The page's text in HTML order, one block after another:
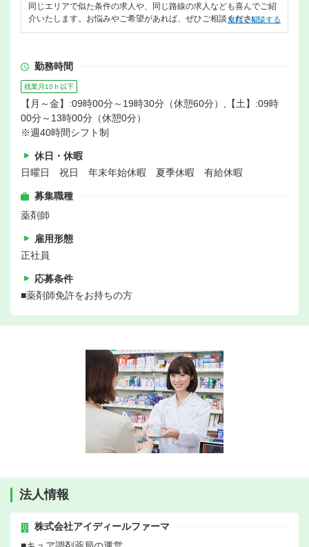
同じエリアで似た条件の求人や、同じ路線の求人なども喜んでご紹
介いたします。お悩みやご希望があれば、ぜひご相談ください。
無料で相談する
勤務時間
残業月10ｈ以下
【月～金】:09時00分～19時30分（休憩60分）,【土】:09時
00分～13時00分（休憩0分）
※週40時間シフト制
休日・休暇
日曜日 祝日 年末年始休暇 夏季休暇 有給休暇
募集職種
薬剤師
雇用形態
正社員
応募条件
■薬剤師免許をお持ちの方
法人情報
株式会社アイディールファーマ